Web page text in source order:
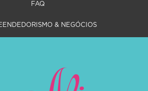
FAQ
& NEGÓCIOS